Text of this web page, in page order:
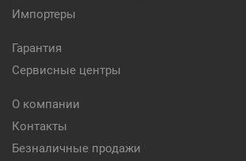
Импортеры
Гарантия
Сервисные центры
О компании
Контакты
Безналичные продажи